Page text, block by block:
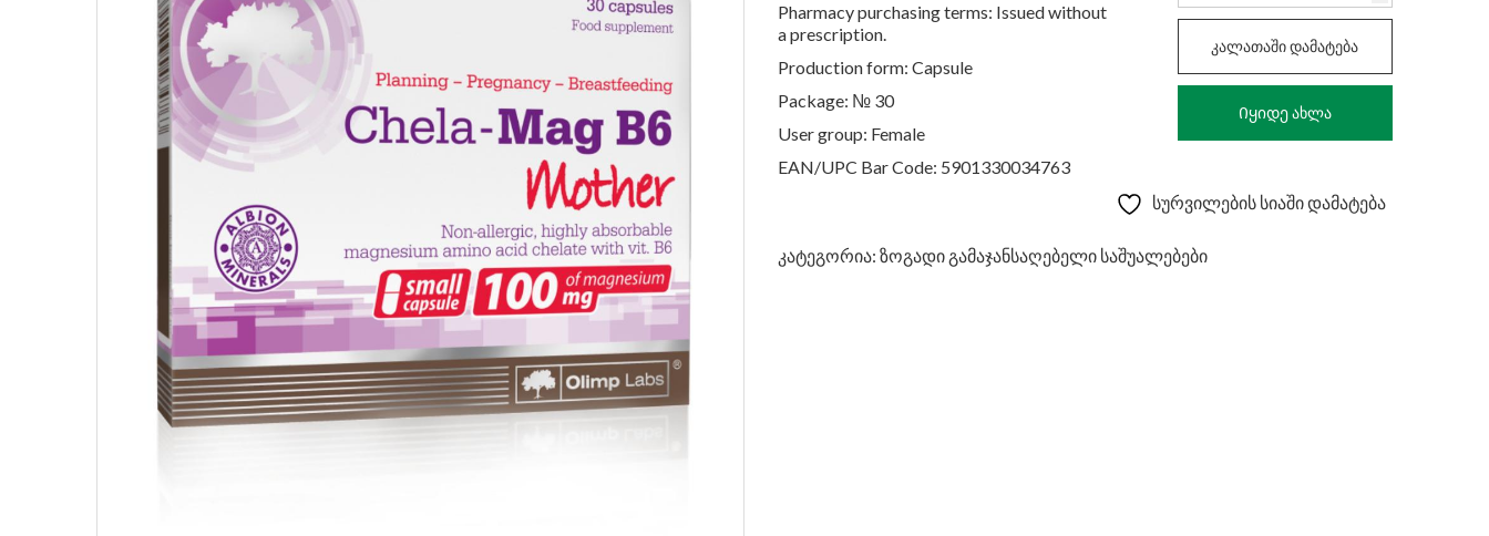
Pharmacy purchasing terms: Issued without
a prescription.
Production form: Capsule
Package: № 30
User group: Female
EAN/UPC Bar Code: 5901330034763
CHELA_MAG
MOTHER,CAPS
კალათაში დამატება
Იყიდე ახლა
სურვილების სიაში დამატება
კატეგორია: ზოგადი გამაჯანსაღებელი საშუალებები